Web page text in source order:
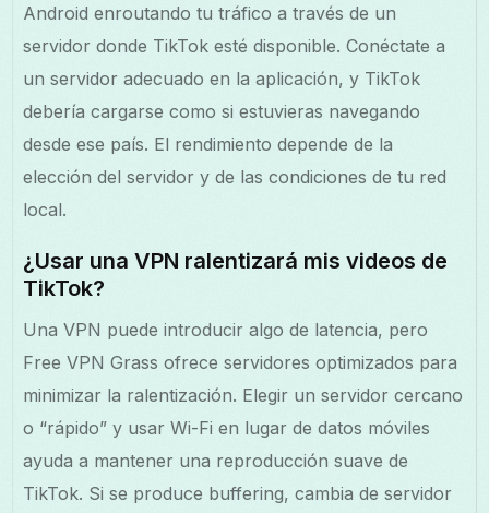
Android enroutando tu tráfico a través de un
servidor donde TikTok esté disponible. Conéctate a
un servidor adecuado en la aplicación, y TikTok
debería cargarse como si estuvieras navegando
desde ese país. El rendimiento depende de la
elección del servidor y de las condiciones de tu red
local.
¿Usar una VPN ralentizará mis videos de
TikTok?
Una VPN puede introducir algo de latencia, pero
Free VPN Grass ofrece servidores optimizados para
minimizar la ralentización. Elegir un servidor cercano
o “rápido” y usar Wi-Fi en lugar de datos móviles
ayuda a mantener una reproducción suave de
TikTok. Si se produce buffering, cambia de servidor